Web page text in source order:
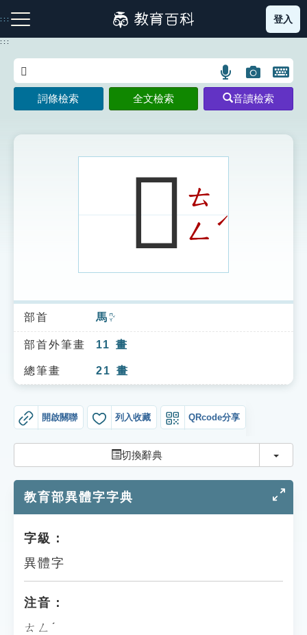
到
主
:::
注音索引圖示 筆畫索引圖示 部首索引表圖示
索引選單
知識索引
單字索引
貓頭鷹博士
登入
:::
語
言
搜
示
圖
片
搜
開
鍵
圖
詞條檢索 全文檢索 音讀檢索
𩥱ㄊ
ㄥˊ
部首 馬 ㄇㄚˇ
部首外筆畫 11 畫
總筆畫 21 畫
開啟關聯 列入收藏 QRcode分享
切換辭典 切換
教育部異體字字典
字級：
異體字
注音：
ㄊㄥˊ